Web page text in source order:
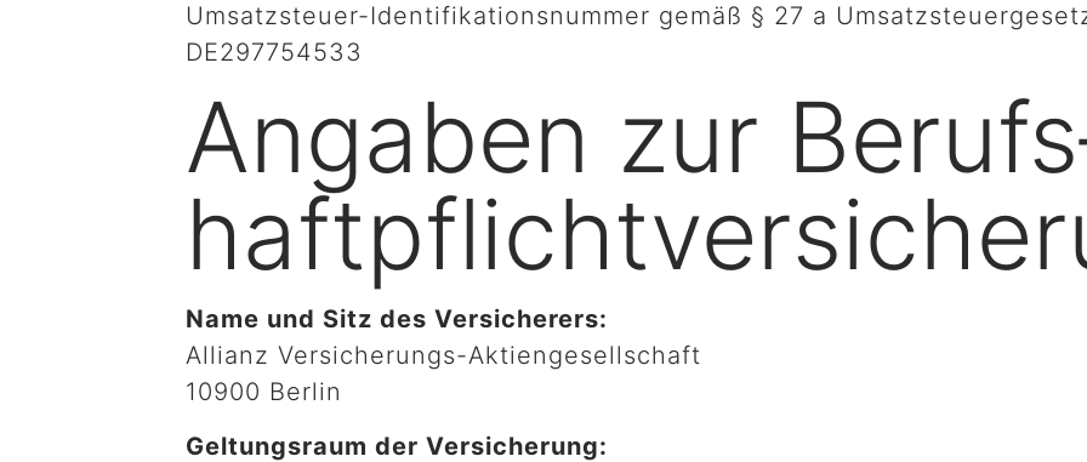
Umsatzsteuer-Identifikationsnummer gemäß § 27 a
DE297754533
Angaben zur
Name und Sitz des Versicherers:
Allianz Versicherungs-Aktiengesellschaft
10900 Berlin
Geltungsraum der Versicherung: